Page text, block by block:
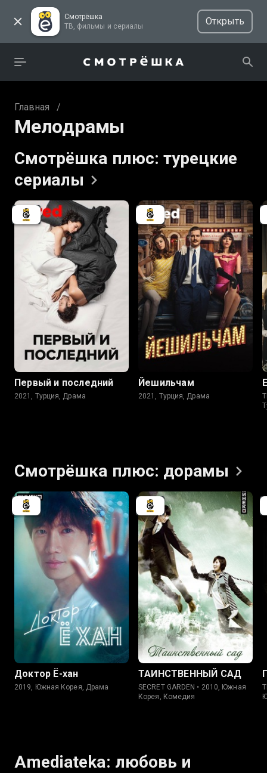
Смотрёшка
ТВ, фильмы и сериалы
Открыть
Главная /
Мелодрамы
Смотрёшка плюс: турецкие
сериалы
Первый и последний
2021, Турция, Драма
7.4 7.8
Йешильчам
2021, Турция, Драма
Смотрёшка плюс: дорамы
8.2 8.0
Доктор Ё-хан
2019, Южная Корея, Драма
8.0 8.0
ТАИНСТВЕННЫЙ САД
SECRET GARDEN • 2010, Южная
Корея, Комедия
Amediateka: любовь и